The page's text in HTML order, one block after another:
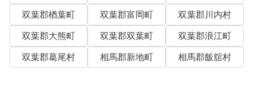
双葉郡楢葉町
双葉郡富岡町
双葉郡川内村
双葉郡大熊町
双葉郡双葉町
双葉郡浪江町
双葉郡葛尾村
相馬郡新地町 相馬郡飯舘村